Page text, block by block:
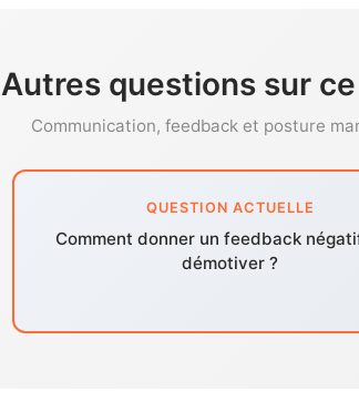
Autres questions sur
Communication, feedback et posture
QUESTION ACTUELLE
Comment donner un feedback
démotiver ?